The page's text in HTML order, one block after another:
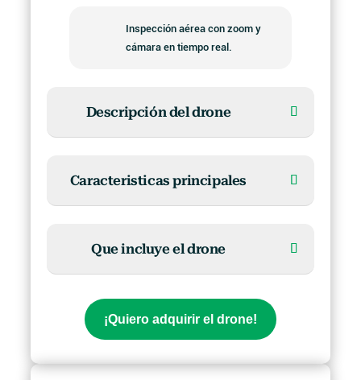
Inspección aérea con zoom y
cámara en tiempo real.
Descripción del drone
Caracteristicas principales
Que incluye el drone
¡Quiero adquirir el drone!